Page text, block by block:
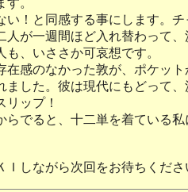
。
い！と同感する事にします。
人が一週間ほど入れ替わって
も、いささか可哀想です。
在感のなかった敦が、ポケッ
ました。彼は現代にもどって
リップ！
らでると、十二単を着ている
Ｉしながら次回をお待ちくださ